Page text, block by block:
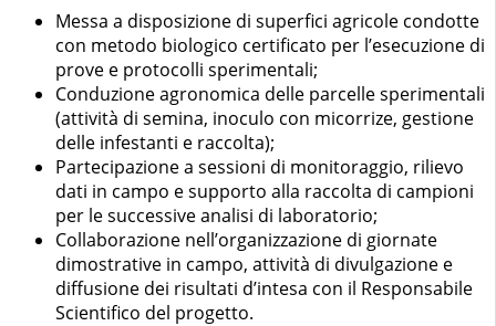
Messa a disposizione di superfici agricole condotte
con metodo biologico certificato per l’esecuzione di
prove e protocolli sperimentali;
Conduzione agronomica delle parcelle sperimentali
(attività di semina, inoculo con micorrize, gestione
delle infestanti e raccolta);
Partecipazione a sessioni di monitoraggio, rilievo
dati in campo e supporto alla raccolta di campioni
per le successive analisi di laboratorio;
Collaborazione nell’organizzazione di giornate
dimostrative in campo, attività di divulgazione e
diffusione dei risultati d’intesa con il Responsabile
Scientifico del progetto.